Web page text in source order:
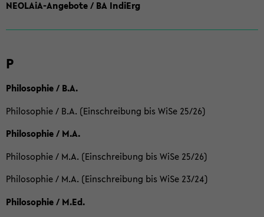
NEOLAiA-Angebote / BA IndiErg
P
Philosophie / B.A.
Philosophie / B.A. (Einschreibung bis WiSe 25/26)
Philosophie / M.A.
Philosophie / M.A. (Einschreibung bis WiSe 25/26)
Philosophie / M.A. (Einschreibung bis WiSe 23/24)
Philosophie / M.Ed.